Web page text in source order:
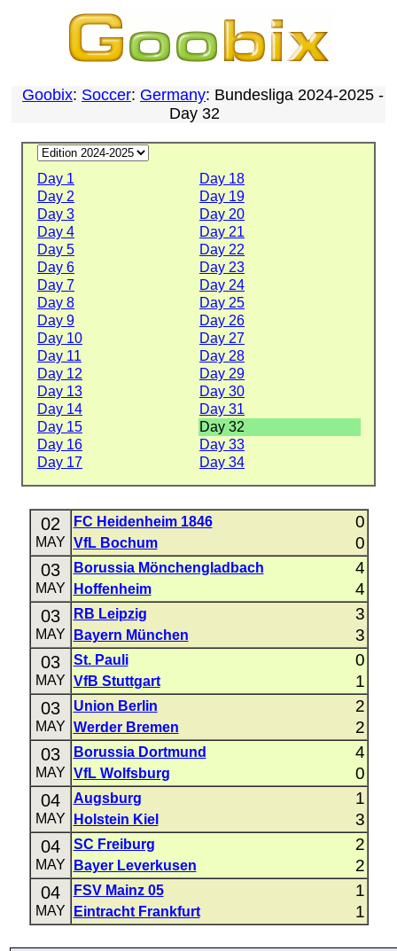
Goobix: Soccer: Germany: Bundesliga 2024-2025 -
Day 32
Day 1
Day 18
Day 2
Day 19
Day 3
Day 20
Day 4
Day 21
Day 5
Day 22
Day 6
Day 23
Day 7
Day 24
Day 8
Day 25
Day 9
Day 26
Day 10
Day 27
Day 11
Day 28
Day 12
Day 29
Day 13
Day 30
Day 14
Day 31
Day 15
Day 32
Day 16
Day 33
Day 17
Day 34
02
MAY
FC Heidenheim 1846 0
VfL Bochum 0
03
MAY
Borussia Mönchengladbach 4
Hoffenheim 4
03
MAY
RB Leipzig 3
Bayern München 3
03
MAY
St. Pauli 0
VfB Stuttgart 1
03
MAY
Union Berlin 2
Werder Bremen 2
03
MAY
Borussia Dortmund 4
VfL Wolfsburg 0
04
MAY
Augsburg 1
Holstein Kiel 3
04
MAY
SC Freiburg 2
Bayer Leverkusen 2
04
MAY
FSV Mainz 05 1
Eintracht Frankfurt 1